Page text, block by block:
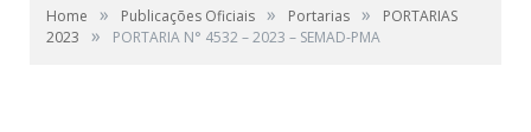
Home » Publicações Oficiais » Portarias »
PORTARIAS
2023
» PORTARIA N° 4532 – 2023 – SEMAD-PMA